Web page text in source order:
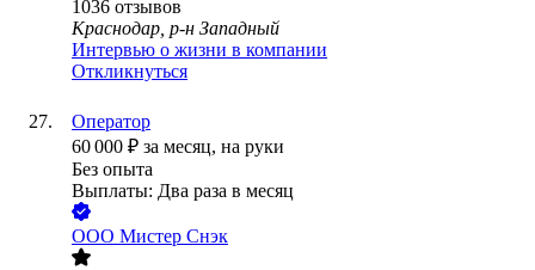
1036 отзывов
Краснодар, р-н Западный
Интервью о жизни в компании
Откликнуться
Оператор
60 000 ₽ за месяц, на руки
Без опыта
Выплаты: Два раза в месяц
ООО Мистер Снэк